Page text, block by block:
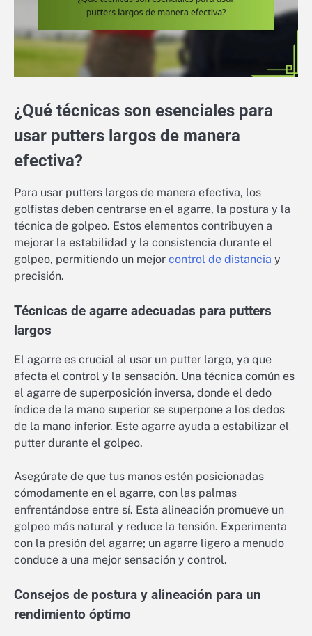
¿Qué técnicas son esenciales para
usar putters largos de manera
efectiva?
Para usar putters largos de manera efectiva, los
golfistas deben centrarse en el agarre, la postura y la
técnica de golpeo. Estos elementos contribuyen a
mejorar la estabilidad y la consistencia durante el
golpeo, permitiendo un mejor control de distancia y
precisión.
Técnicas de agarre adecuadas para putters
largos
El agarre es crucial al usar un putter largo, ya que
afecta el control y la sensación. Una técnica común es
el agarre de superposición inversa, donde el dedo
índice de la mano superior se superpone a los dedos
de la mano inferior. Este agarre ayuda a estabilizar el
putter durante el golpeo.
Asegúrate de que tus manos estén posicionadas
cómodamente en el agarre, con las palmas
enfrentándose entre sí. Esta alineación promueve un
golpeo más natural y reduce la tensión. Experimenta
con la presión del agarre; un agarre ligero a menudo
conduce a una mejor sensación y control.
Consejos de postura y alineación para un
rendimiento óptimo